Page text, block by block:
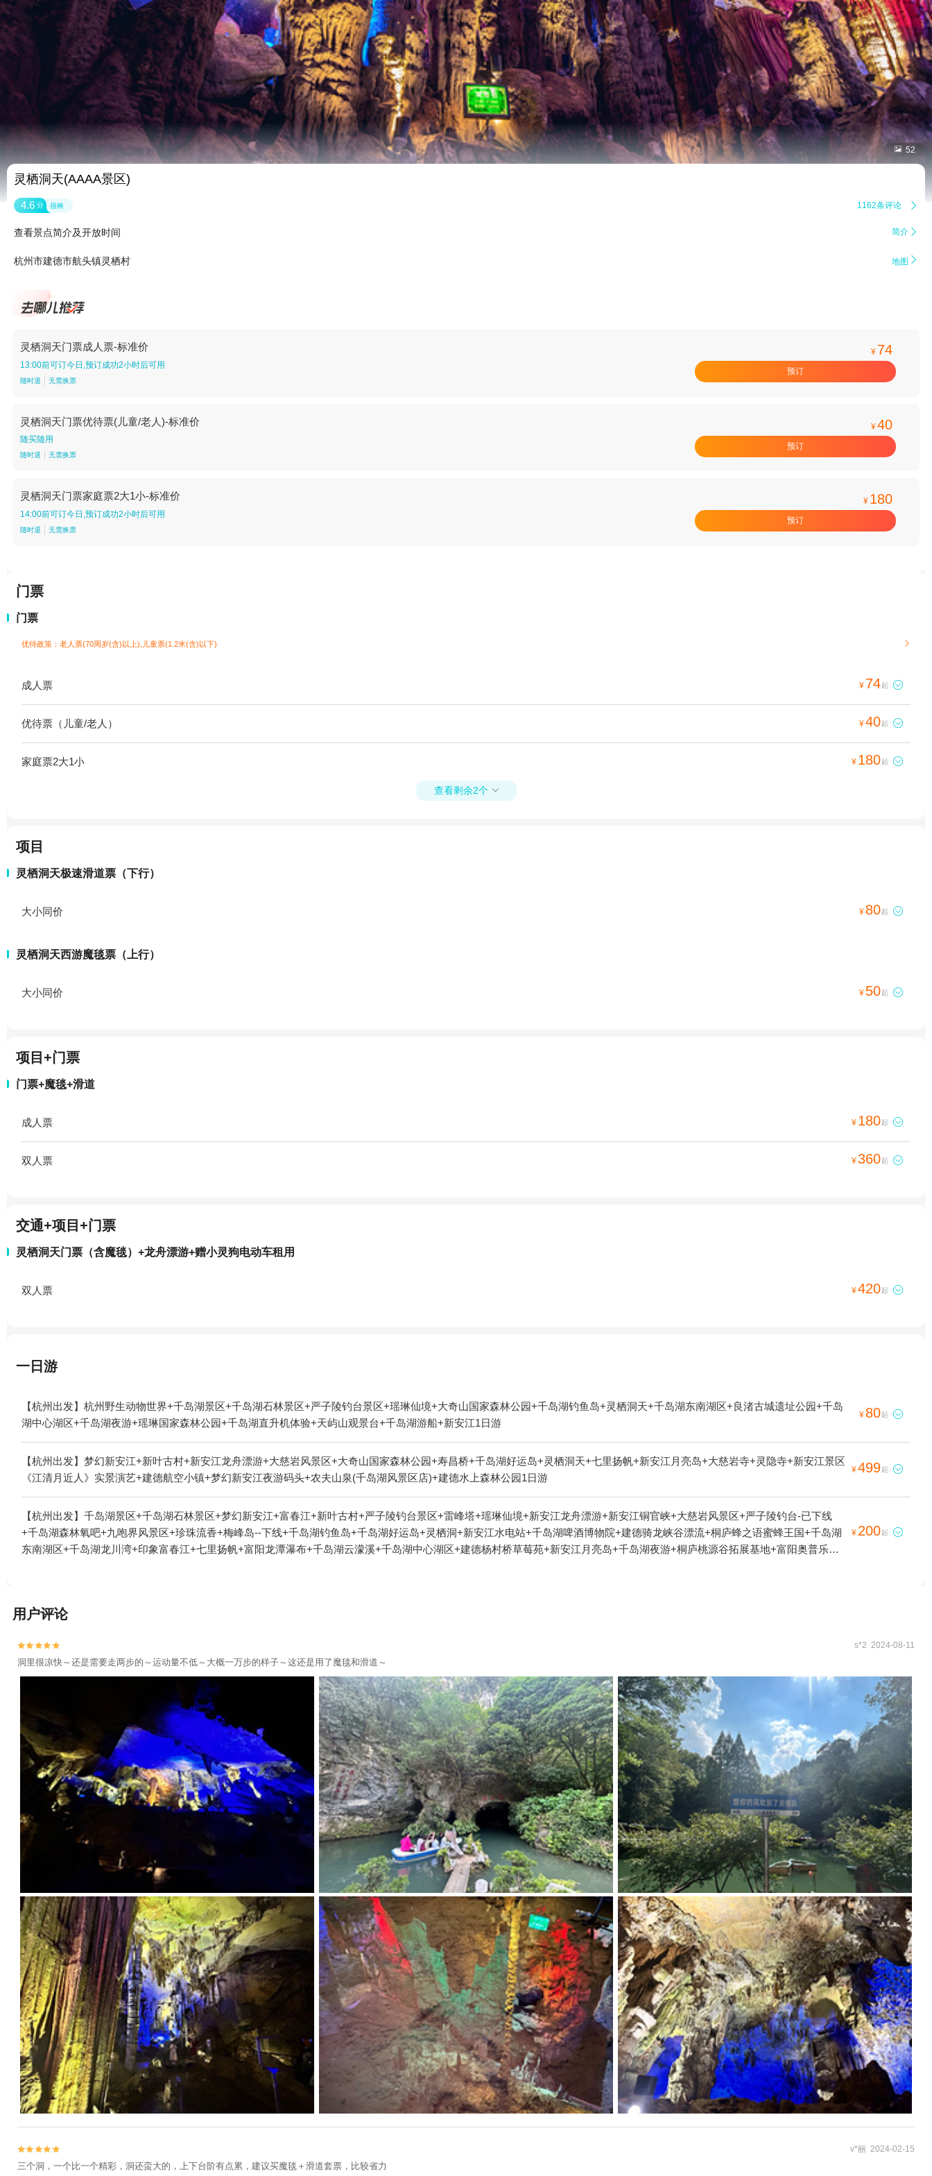
 52
灵栖洞天(AAAA景区)
4.6 分 很棒 1162条评论 
查看景点简介及开放时间 简介 
杭州市建德市航头镇灵栖村 地图 
灵栖洞天门票成人票-标准价
13:00前可订今日,预订成功2小时后可用
随时退 无需换票
¥ 74
预订
灵栖洞天门票优待票(儿童/老人)-标准价
随买随用
随时退 无需换票
¥40
预订
灵栖洞天门票家庭票2大1小-标准价
14:00前可订今日,预订成功2小时后可用
随时退 无需换票
¥ 180
预订
门票
门票
优待政策：老人票(70周岁(含)以上),儿童票(1.2米(含)以下) 
成人票 ¥ 74起 
优待票（儿童/老人） ¥40起 
家庭票2大1小 ¥ 180起 
查看剩余2个 
项目
灵栖洞天极速滑道票（下行）
大小同价 ¥ 80起 
灵栖洞天西游魔毯票（上行）
大小同价 ¥ 50起 
项目+门票
门票+魔毯+滑道
成人票 ¥ 180起 
双人票 ¥360起 
交通+项目+门票
灵栖洞天门票（含魔毯）+龙舟漂游+赠小灵狗电动车租用
双人票 ¥420起 
一日游
【杭州出发】杭州野生动物世界+千岛湖景区+千岛湖石林景区+严子陵钓台景区+瑶琳仙境+大奇山国家森林公园+千岛湖钓鱼岛+灵栖洞天+千岛湖东南湖区+良渚古城遗址公园+千岛
湖中心湖区+千岛湖夜游+瑶琳国家森林公园+千岛湖直升机体验+天屿山观景台+千岛湖游船+新安江1日游
¥ 80起 
【杭州出发】梦幻新安江+新叶古村+新安江龙舟漂游+大慈岩风景区+大奇山国家森林公园+寿昌桥+千岛湖好运岛+灵栖洞天+七里扬帆+新安江月亮岛+大慈岩寺+灵隐寺+新安江景区
《江清月近人》实景演艺+建德航空小镇+梦幻新安江夜游码头+农夫山泉(千岛湖风景区店)+建德水上森林公园1日游
¥499起 
【杭州出发】千岛湖景区+千岛湖石林景区+梦幻新安江+富春江+新叶古村+严子陵钓台景区+雷峰塔+瑶琳仙境+新安江龙舟漂游+新安江铜官峡+大慈岩风景区+严子陵钓台-已下线
+千岛湖森林氧吧+九咆界风景区+珍珠流香+梅峰岛--下线+千岛湖钓鱼岛+千岛湖好运岛+灵栖洞+新安江水电站+千岛湖啤酒博物院+建德骑龙峡谷漂流+桐庐蜂之语蜜蜂王国+千岛湖
东南湖区+千岛湖龙川湾+印象富春江+七里扬帆+富阳龙潭瀑布+千岛湖云濛溪+千岛湖中心湖区+建德杨村桥草莓苑+新安江月亮岛+千岛湖夜游+桐庐桃源谷拓展基地+富阳奥普乐欢
岛湖天迹热气球+梅峰岛+桐庐珊瑚岭乡村旅游度假区+武圣峡漂流+千岛湖淳衢食府+千岛湖文渊狮城度假区+桐庐剧院+千岛湖海洋馆+大奇山疯狂森林主题乐园+建德农夫山泉生产基
+千岛湖睦剧专场+杭州生仙里国际滑雪场+金家山滑翔伞基地+雪山激流回旋漂流+千岛湖龙晨水搏乐园+建德富春俱舍+千岛湖游船+快网网球俱乐部(普陀建德花园球场)+新安江景区
《江清月近人》实景演艺+千岛湖天翔动力滑翔伞+建德航空小镇+梦幻千岛湖·时光隧道+桐庐生仙里风景区+桐庐萝卜洲飞行营地+五彩富阳景秀航空飞行营地+富阳滑雪游乐园+天溪
谷景区+富春江夜游+鹤彩乐园+驼峰建德千岛湖跳伞基地+富阳龙鳞坝景区+千岛湖植物园+桐庐魏丰水上乐园+千岛湖骑野骑行公园+千岛湖啤酒小镇+千岛湖西南湖区+富阳沸腾坝景
区+富阳水上乐园+富阳城市森林公园+新安江+梦幻新安江夜游码头+桐庐山湾湾激流探险漂流+浙江省杭州市淳安县秀湖路千岛湖啤酒小镇西南侧约600米-已下线+千岛湖灯塔+秀水
街+富阳万达游乐场+新安江+千岛湖啤酒温泉+千岛湖中心湖区明豪水上乐园1日游
¥ 200起 
用户评论

 s*2 2024-08-11
洞里很凉快～还是需要走两步的～运动量不低～大概一万步的样子～这还是用了魔毯和滑道～

 v*丽 2024-02-15
三个洞，一个比一个精彩，洞还蛮大的，上下台阶有点累，建议买魔毯＋滑道套票，比较省力